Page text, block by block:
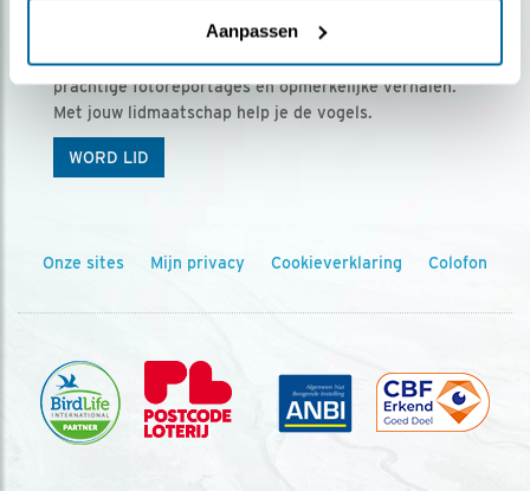
Aanpassen
Ontvang 5 x Vogels voor € 36,00 per jaar
Vogels is het tijdschrift voor onze leden, met
prachtige fotoreportages en opmerkelijke verhalen.
Met jouw lidmaatschap help je de vogels.
WORD LID
Onze sites Mijn privacy Cookieverklaring Colofon